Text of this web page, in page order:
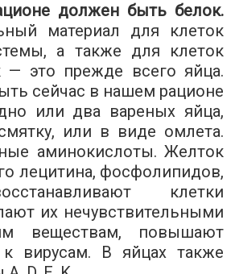
должен быть белок.
материал для клеток
а также для клеток
— это прежде всего яйца.
сейчас в нашем рационе
или два вареных яйца,
или в виде омлета.
аминокислоты. Желток
лецитина, фосфолипидов,
клетки
их нечувствительными
веществам, повышают
к вирусам. В яйцах также